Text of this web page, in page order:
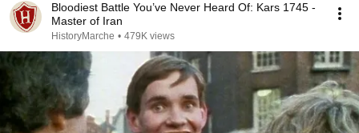
Bloodiest Battle You’ve Never Heard Of: Kars 1745 -
Master of Iran
HistoryMarche • 479K views